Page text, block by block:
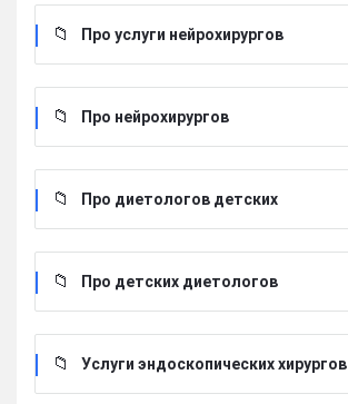
Про услуги нейрохирургов
Про нейрохирургов
Про диетологов детских
Про детских диетологов
Услуги эндоскопических хирургов